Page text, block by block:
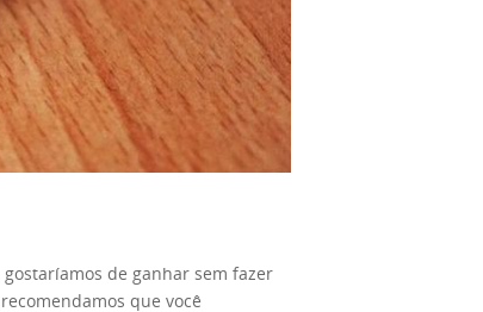
de ganhar sem fazer
que você